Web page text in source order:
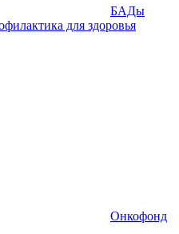
БАДы
для здоровья
Онкофонд